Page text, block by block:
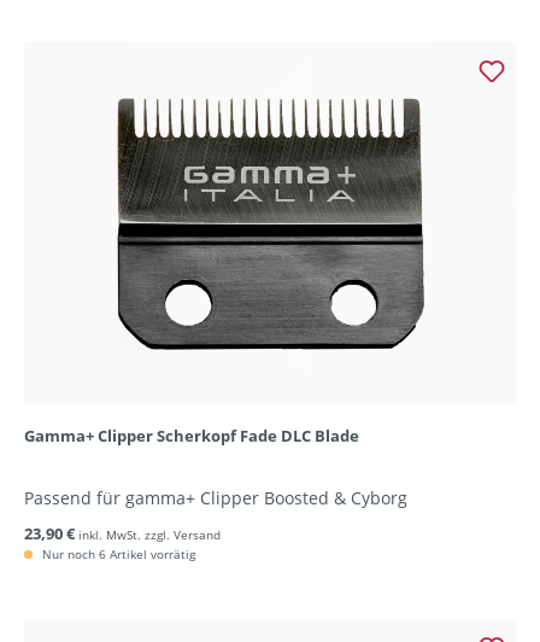
Gamma+ Clipper Scherkopf Fade DLC Blade
Passend für gamma+ Clipper Boosted & Cyborg
23,90 € inkl. MwSt. zzgl. Versand
Nur noch 6 Artikel vorrätig